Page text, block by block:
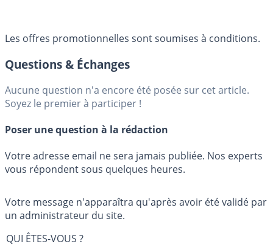
Les offres promotionnelles sont soumises à conditions.
Questions & Échanges
Aucune question n'a encore été posée sur cet article.
Soyez le premier à participer !
Poser une question à la rédaction
Votre adresse email ne sera jamais publiée. Nos experts
vous répondent sous quelques heures.
Votre message n'apparaîtra qu'après avoir été validé par
un administrateur du site.
QUI ÊTES-VOUS ?